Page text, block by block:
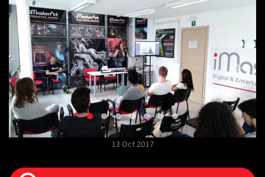
13 Oct 2017